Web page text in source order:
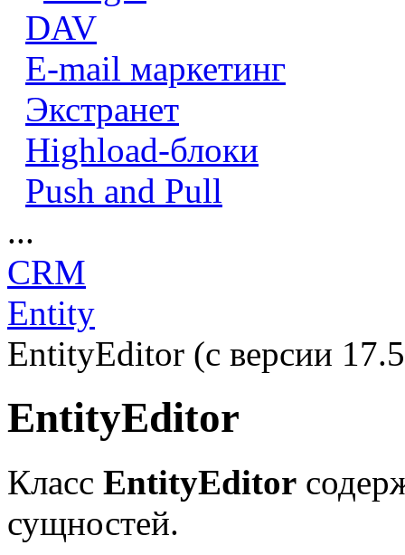
DAV
E-mail маркетинг
Экстранет
Highload-блоки
Push and Pull
...
CRM
Entity
EntityEditor (с версии
EntityEditor
Класс EntityEditor
сущностей.